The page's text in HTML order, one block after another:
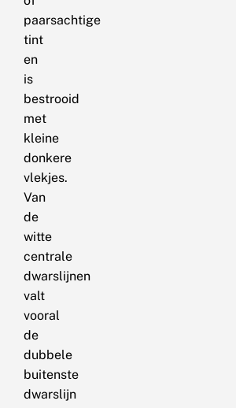
paarsachtige
tint
en
is
bestrooid
met
kleine
donkere
vlekjes.
Van
de
witte
centrale
dwarslijnen
valt
vooral
de
dubbele
buitenste
dwarslijn